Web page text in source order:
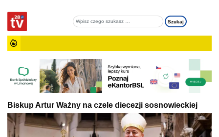
Biskup Artur Ważny na czele diecezji sosnowieckiej